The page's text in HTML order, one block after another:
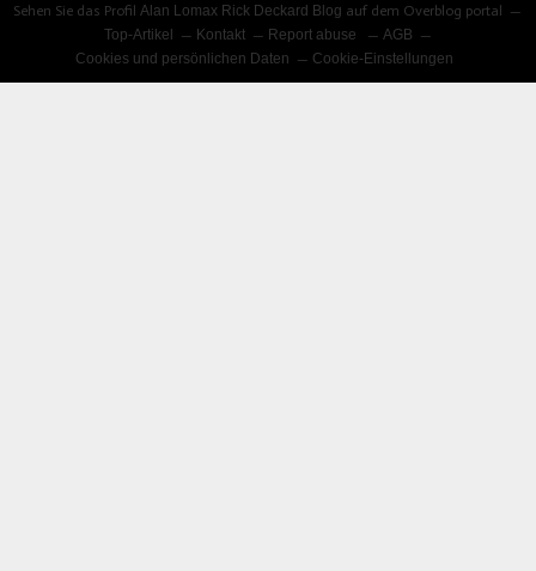
Sehen Sie das ProfilAlan Lomax Rick Deckard Blog auf dem Overblog portal
Top-Artikel
Kontakt Report abuse
AGB
Cookies und persönlichen Daten
Cookie-Einstellungen